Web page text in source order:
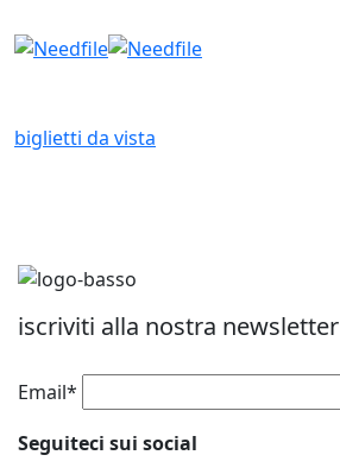
biglietti da vista
iscriviti alla nostra newsletter
Email*
Seguiteci sui social